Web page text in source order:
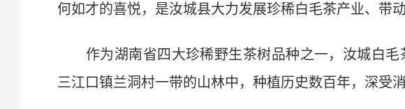
何如才的喜悦，是汝城县大力发展珍稀白毛茶产业、带
作为湖南省四大珍稀野生茶树品种之一，汝城白毛
三江口镇兰洞村一带的山林中，种植历史数百年，深受消